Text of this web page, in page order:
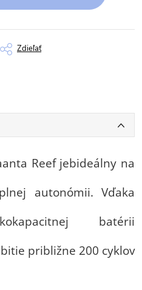
Zdieľať
Reef jebideálny na
autonómii. Vďaka
batérii
približne 200 cyklov